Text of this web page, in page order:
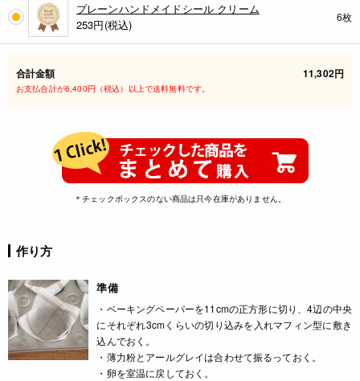
プレーンハンドメイドシール クリーム
253円(税込)
6枚
合計金額 11,302円
お支払合計が6,400円（税込）以上で送料無料です。
＊チェックボックスのない商品は只今在庫がありません。
作り方
準備
・ベーキングペーパーを11cmの正方形に切り、4辺の中央
にそれぞれ3cmくらいの切り込みを入れマフィン型に敷き
込んでおく。
・薄力粉とアールグレイは合わせて振るっておく。
・卵を室温に戻しておく。